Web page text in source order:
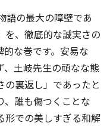
語の最大の障壁であ
を、徹底的な誠実さの
な巻です。安易な
、土岐先生の頑なな態
裏返し」であったと
、誰も傷つくことな
形での美しすぎる和解